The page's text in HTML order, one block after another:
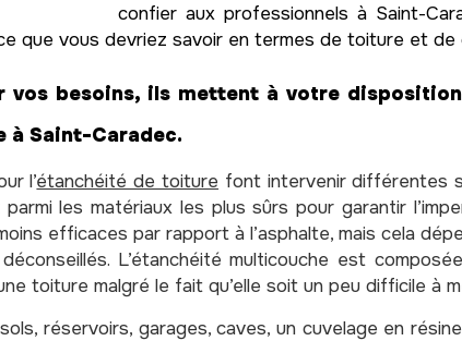
confier aux professionnels à Saint-
que vous devriez savoir en termes de toiture et de
vos besoins, ils mettent à votre
Saint-Caradec.
l’étanchéité de toiture font intervenir différentes
parmi les matériaux les plus sûrs pour garantir
efficaces par rapport à l’asphalte, mais cela
L’étanchéité multicouche est
toiture malgré le fait qu’elle soit un peu difficile à
réservoirs, garages, caves, un cuvelage en